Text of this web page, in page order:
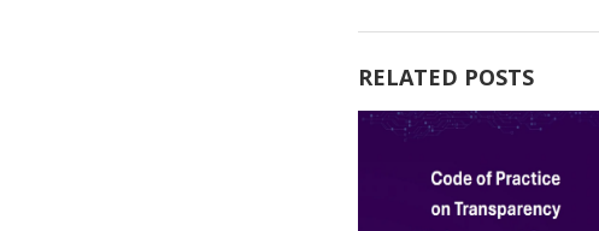
RELATED POSTS